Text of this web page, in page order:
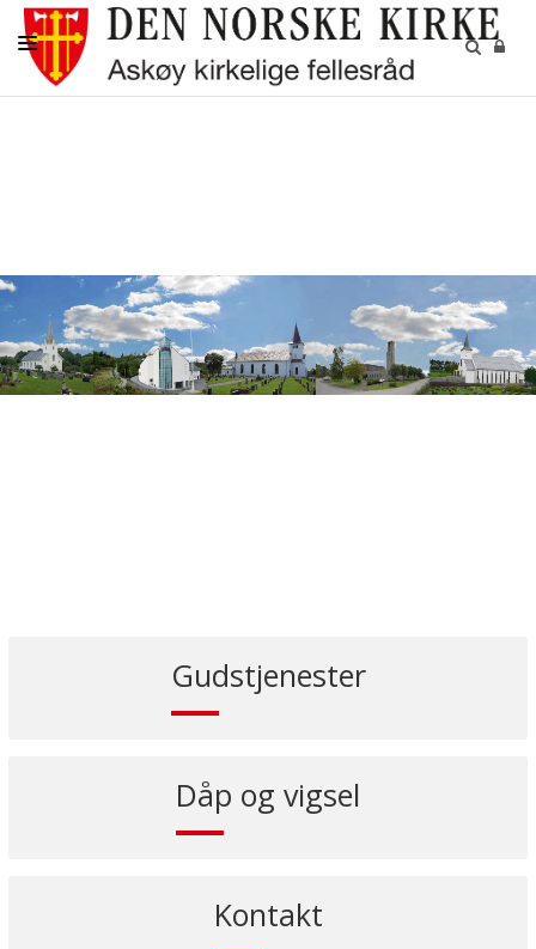
BARN
DIAKONI
UNGDOM
Gudstjenester
Dåp og vigsel
Kontakt